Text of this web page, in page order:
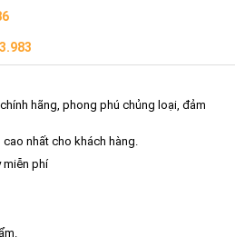
hãng, phong phú chủng loại, đảm
nhất cho khách hàng.
miễn phí